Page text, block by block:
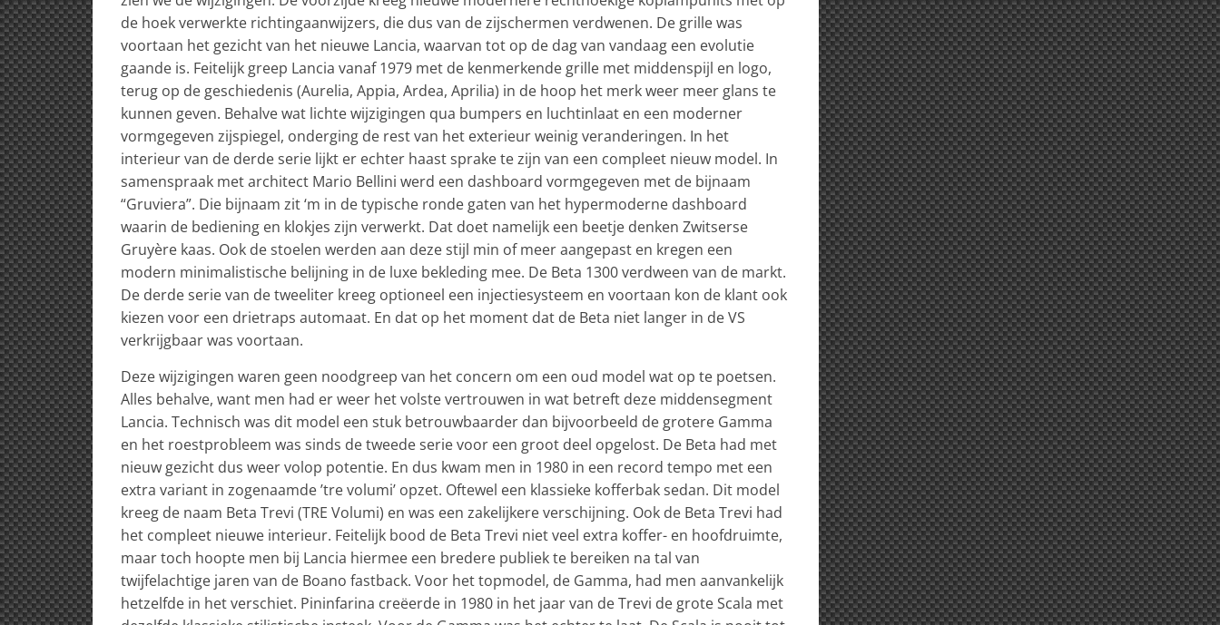
de hoek verwerkte richtingaanwijzers, die dus van de zijschermen verdwenen. De grille was
voortaan het gezicht van het nieuwe Lancia, waarvan tot op de dag van vandaag een evolutie
gaande is. Feitelijk greep Lancia vanaf 1979 met de kenmerkende grille met middenspijl en logo,
terug op de geschiedenis (Aurelia, Appia, Ardea, Aprilia) in de hoop het merk weer meer glans te
kunnen geven. Behalve wat lichte wijzigingen qua bumpers en luchtinlaat en een moderner
vormgegeven zijspiegel, onderging de rest van het exterieur weinig veranderingen. In het
interieur van de derde serie lijkt er echter haast sprake te zijn van een compleet nieuw model. In
samenspraak met architect Mario Bellini werd een dashboard vormgegeven met de bijnaam
“Gruviera”. Die bijnaam zit ‘m in de typische ronde gaten van het hypermoderne dashboard
waarin de bediening en klokjes zijn verwerkt. Dat doet namelijk een beetje denken Zwitserse
Gruyère kaas. Ook de stoelen werden aan deze stijl min of meer aangepast en kregen een
modern minimalistische belijning in de luxe bekleding mee. De Beta 1300 verdween van de markt.
De derde serie van de tweeliter kreeg optioneel een injectiesysteem en voortaan kon de klant ook
kiezen voor een drietraps automaat. En dat op het moment dat de Beta niet langer in de VS
verkrijgbaar was voortaan.
Deze wijzigingen waren geen noodgreep van het concern om een oud model wat op te poetsen.
Alles behalve, want men had er weer het volste vertrouwen in wat betreft deze middensegment
Lancia. Technisch was dit model een stuk betrouwbaarder dan bijvoorbeeld de grotere Gamma
en het roestprobleem was sinds de tweede serie voor een groot deel opgelost. De Beta had met
nieuw gezicht dus weer volop potentie. En dus kwam men in 1980 in een record tempo met een
extra variant in zogenaamde ’tre volumi’ opzet. Oftewel een klassieke kofferbak sedan. Dit model
kreeg de naam Beta Trevi (TRE Volumi) en was een zakelijkere verschijning. Ook de Beta Trevi had
het compleet nieuwe interieur. Feitelijk bood de Beta Trevi niet veel extra koffer- en hoofdruimte,
maar toch hoopte men bij Lancia hiermee een bredere publiek te bereiken na tal van
twijfelachtige jaren van de Boano fastback. Voor het topmodel, de Gamma, had men aanvankelijk
hetzelfde in het verschiet. Pininfarina creëerde in 1980 in het jaar van de Trevi de grote Scala met